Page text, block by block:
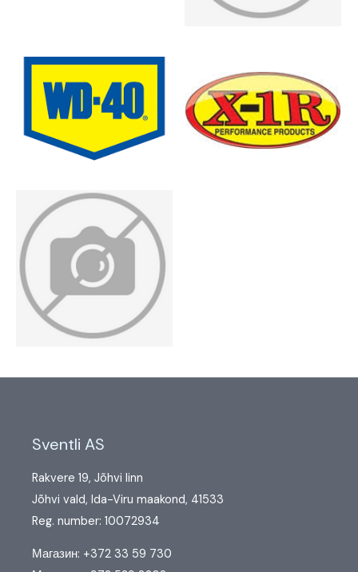
Sventli AS
Rakvere 19, Jõhvi linn
Jõhvi vald, Ida-Viru maakond, 41533
Reg. number: 10072934
Магазин: +372 33 59 730